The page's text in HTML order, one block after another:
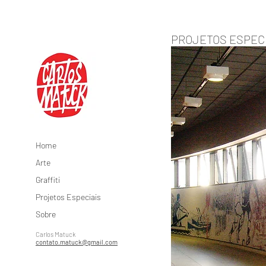
PROJETOS
Home
Arte
Graffiti
Projetos Especiais
Sobre
Carlos Matuck
contato.matuck@gmail.com